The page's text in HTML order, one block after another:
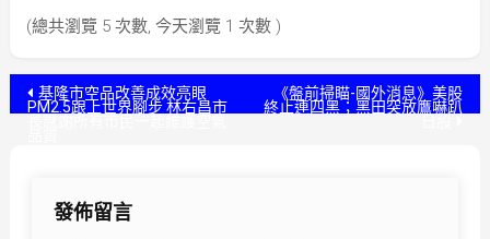
(總共瀏覽 5 次數, 今天瀏覽 1 次數 )
文基隆市空品改善成效亮眼
PM2.5跟上世界腳步 林右昌市
《盤前掃瞄-國外消息》美股
終止連四黑；黑田突放鷹嚇趴
發佈留言